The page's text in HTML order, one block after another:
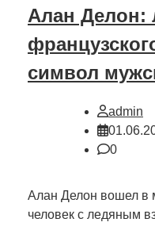
Алан Делон:
символ
admin
0
Алан Делон вошел в
человек с ледяным